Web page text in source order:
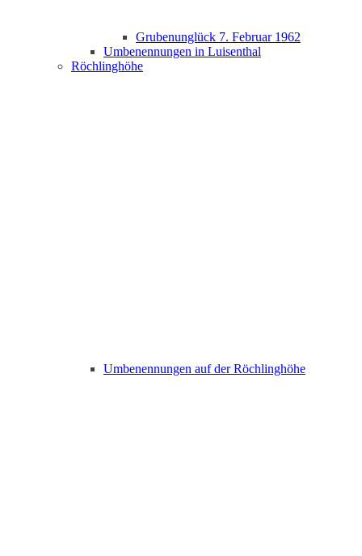
Grubenunglück 7. Februar 1962
Umbenennungen in Luisenthal
Röchlinghöhe
Umbenennungen auf der Röchlinghöhe